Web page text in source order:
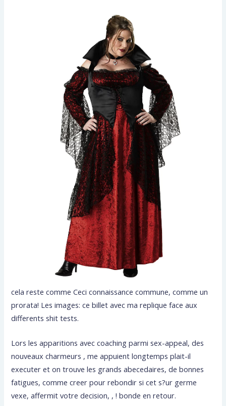
cela reste comme Ceci connaissance commune, comme un
prorata! Les images: ce billet avec ma replique face aux
differents shit tests.
Lors les apparitions avec coaching parmi sex-appeal, des
nouveaux charmeurs , me appuient longtemps plait-il
executer et on trouve les grands abecedaires, de bonnes
fatigues, comme creer pour rebondir si cet s?ur germe
vexe, affermit votre decision, , ! bonde en retour.